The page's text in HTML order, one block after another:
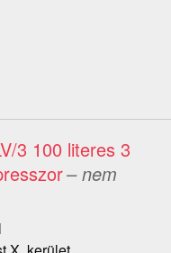
3 100 literes 3
– nem